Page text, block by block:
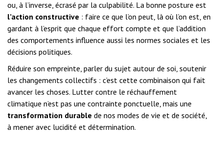
ou, à l’inverse, écrasé par la culpabilité. La bonne posture est
l’action constructive : faire ce que l’on peut, là où l’on est, en
gardant à l’esprit que chaque effort compte et que l’addition
des comportements influence aussi les normes sociales et les
décisions politiques.
Réduire son empreinte, parler du sujet autour de soi, soutenir
les changements collectifs : c’est cette combinaison qui fait
avancer les choses. Lutter contre le réchauffement
climatique n’est pas une contrainte ponctuelle, mais une
transformation durable de nos modes de vie et de société,
à mener avec lucidité et détermination.